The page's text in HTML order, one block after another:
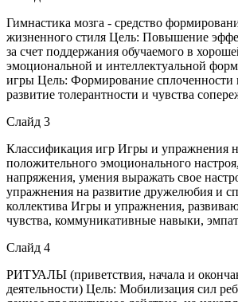
Гимнастика мозга - средство
жизненного стиля Цель: Повышение
за счет поддержания обучаемого в
эмоциональной и интеллектуальной
игры Цель: Формирование сплоченности
развитие толерантности и чувства
Слайд 3
Классификация игр Игры и упражнения
положительного эмоционального
напряжения, умения выражать свое
упражнения на развитие дружелюбия и
коллектива Игры и упражнения,
чувства, коммуникативные навыки,
Слайд 4
РИТУАЛЫ (приветствия, начала и
деятельности) Цель: Мобилизация сил